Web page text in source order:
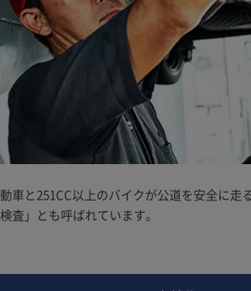
車と251CC以上のバイクが公道を安全に
査」とも呼ばれています。